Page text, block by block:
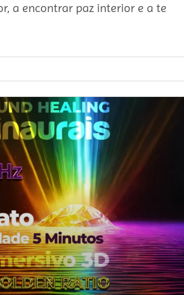
a encontrar paz interior e a te